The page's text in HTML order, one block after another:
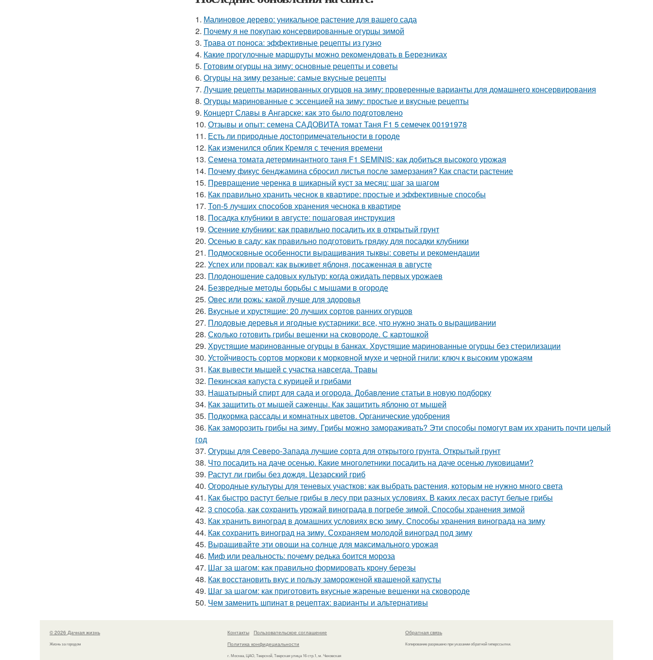
1. Малиновое дерево: уникальное растение для вашего сада
2. Почему я не покупаю консервированные огурцы зимой
3. Трава от поноса: эффективные рецепты из гузно
4. Какие прогулочные маршруты можно рекомендовать в Березниках
5. Готовим огурцы на зиму: основные рецепты и советы
6. Огурцы на зиму резаные: самые вкусные рецепты
7. Лучшие рецепты маринованных огурцов на зиму: проверенные варианты для домашнего консервирования
8. Огурцы маринованные с эссенцией на зиму: простые и вкусные рецепты
9. Концерт Славы в Ангарске: как это было подготовлено
10. Отзывы и опыт: семена САДОВИТА томат Таня F1 5 семечек 00191978
11. Есть ли природные достопримечательности в городе
12. Как изменился облик Кремля с течения времени
13. Семена томата детерминантного таня F1 SEMINIS: как добиться высокого урожая
14. Почему фикус бенджамина сбросил листья после замерзания? Как спасти растение
15. Превращение черенка в шикарный куст за месяц: шаг за шагом
16. Как правильно хранить чеснок в квартире: простые и эффективные способы
17. Топ-5 лучших способов хранения чеснока в квартире
18. Посадка клубники в августе: пошаговая инструкция
19. Осенние клубники: как правильно посадить их в открытый грунт
20. Осенью в саду: как правильно подготовить грядку для посадки клубники
21. Подмосковные особенности выращивания тыквы: советы и рекомендации
22. Успех или провал: как выживет яблоня, посаженная в августе
23. Плодоношение садовых культур: когда ожидать первых урожаев
24. Безвредные методы борьбы с мышами в огороде
25. Овес или рожь: какой лучше для здоровья
26. Вкусные и хрустящие: 20 лучших сортов ранних огурцов
27. Плодовые деревья и ягодные кустарники: все, что нужно знать о выращивании
28. Сколько готовить грибы вешенки на сковороде. С картошкой
29. Хрустящие маринованные огурцы в банках. Хрустящие маринованные огурцы без стерилизации
30. Устойчивость сортов моркови к морковной мухе и черной гнили: ключ к высоким урожаям
31. Как вывести мышей с участка навсегда. Травы
32. Пекинская капуста с курицей и грибами
33. Нашатырный спирт для сада и огорода. Добавление статьи в новую подборку
34. Как защитить от мышей саженцы. Как защитить яблоню от мышей
35. Подкормка рассады и комнатных цветов. Органические удобрения
36. Как заморозить грибы на зиму. Грибы можно замораживать? Эти способы помогут вам их хранить почти целый
год
37. Огурцы для Северо-Запада лучшие сорта для открытого грунта. Открытый грунт
38. Что посадить на даче осенью. Какие многолетники посадить на даче осенью луковицами?
39. Растут ли грибы без дождя. Цезарский гриб
40. Огородные культуры для теневых участков: как выбрать растения, которым не нужно много света
41. Как быстро растут белые грибы в лесу при разных условиях. В каких лесах растут белые грибы
42. 3 способа, как сохранить урожай винограда в погребе зимой. Способы хранения зимой
43. Как хранить виноград в домашних условиях всю зиму. Способы хранения винограда на зиму
44. Как сохранить виноград на зиму. Сохраняем молодой виноград под зиму
45. Выращивайте эти овощи на солнце для максимального урожая
46. Миф или реальность: почему редька боится мороза
47. Шаг за шагом: как правильно формировать крону березы
48. Как восстановить вкус и пользу замороженой квашеной капусты
49. Шаг за шагом: как приготовить вкусные жареные вешенки на сковороде
50. Чем заменить шпинат в рецептах: варианты и альтернативы
© 2026 Дачная жизнь
Жизнь за городом
Контакты
Пользовательское соглашение
Политика конфидециальности
г. Москва, ЦАО, Тверской, Тверская улица 16 стр.1, м. Чеховская
Обратная связь
Копирование разрешено при указании обратной гиперссылки.